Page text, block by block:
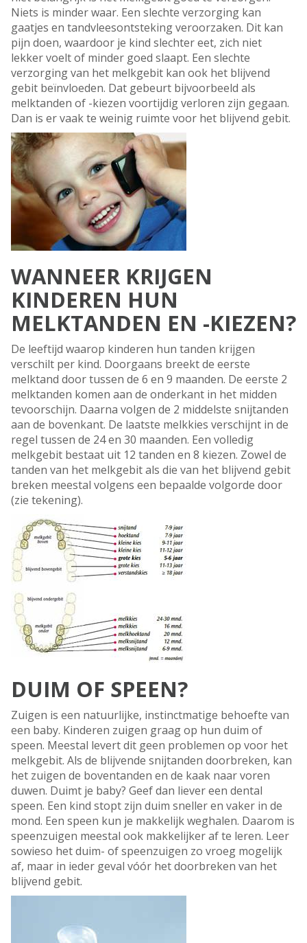
Niets is minder waar. Een slechte verzorging kan
gaatjes en tandvleesontsteking veroorzaken. Dit kan
pijn doen, waardoor je kind slechter eet, zich niet
lekker voelt of minder goed slaapt. Een slechte
verzorging van het melkgebit kan ook het blijvend
gebit beïnvloeden. Dat gebeurt bijvoorbeeld als
melktanden of -kiezen voortijdig verloren zijn gegaan.
Dan is er vaak te weinig ruimte voor het blijvend gebit.
WANNEER KRIJGEN
KINDEREN HUN
MELKTANDEN EN -KIEZEN?
De leeftijd waarop kinderen hun tanden krijgen
verschilt per kind. Doorgaans breekt de eerste
melktand door tussen de 6 en 9 maanden. De eerste 2
melktanden komen aan de onderkant in het midden
tevoorschijn. Daarna volgen de 2 middelste snijtanden
aan de bovenkant. De laatste melkkies verschijnt in de
regel tussen de 24 en 30 maanden. Een volledig
melkgebit bestaat uit 12 tanden en 8 kiezen. Zowel de
tanden van het melkgebit als die van het blijvend gebit
breken meestal volgens een bepaalde volgorde door
(zie tekening).
DUIM OF SPEEN?
Zuigen is een natuurlijke, instinctmatige behoefte van
een baby. Kinderen zuigen graag op hun duim of
speen. Meestal levert dit geen problemen op voor het
melkgebit. Als de blijvende snijtanden doorbreken, kan
het zuigen de boventanden en de kaak naar voren
duwen. Duimt je baby? Geef dan liever een dental
speen. Een kind stopt zijn duim sneller en vaker in de
mond. Een speen kun je makkelijk weghalen. Daarom is
speenzuigen meestal ook makkelijker af te leren. Leer
sowieso het duim- of speenzuigen zo vroeg mogelijk
af, maar in ieder geval vóór het doorbreken van het
blijvend gebit.